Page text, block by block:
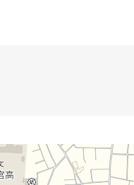
换新